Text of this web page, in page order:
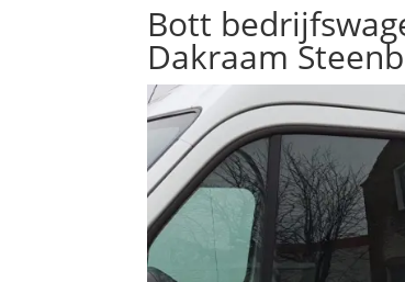
Bott
Dakraam